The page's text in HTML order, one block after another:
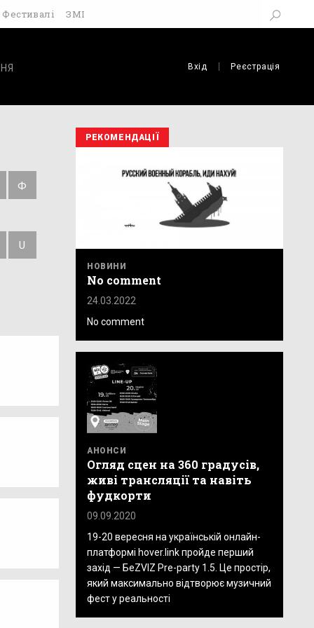
Фестивалі ЗМІ
Вхід Реєстрація
Ф
U
РЕКОМЕНДАЦІЇ
НОВИНИ
No comment
24.03.2022
No comment
АНОНСИ
Огляд сцен на 360 градусів,
живі трансляції та навіть
фудкорти
09.09.2020
19-20 вересня на українській онлайн-
платформі hover.link пройде перший
захід — БеZVIZ Pre-party 1.5. Це простір,
який максимально відтворює музичний
фест у реальності